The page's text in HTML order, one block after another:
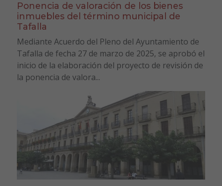
Ponencia de valoración de los bienes
inmuebles del término municipal de
Tafalla
Mediante Acuerdo del Pleno del Ayuntamiento de
Tafalla de fecha 27 de marzo de 2025, se aprobó el
inicio de la elaboración del proyecto de revisión de
la ponencia de valora...